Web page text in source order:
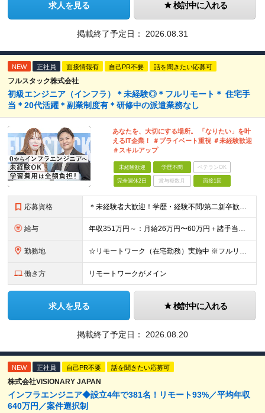
求人を見る 検討中に入れる
掲載終了予定日： 2026.08.31
NEW 正社員 面接情報有 自己PR不要 話を聞きたい応募可
フルスタック株式会社
初級エンジニア（インフラ）＊未経験◎＊フルリモート＊ 住宅手
当＊20代活躍＊副業制度有＊研修中の派遣業務なし
あなたを、大切にする場所。 「なりたい」を叶
えるIT企業！ ＃プライベート重視 ＃未経験歓迎
＃スキルアップ
未経験歓迎 学歴不問 ベテランOK
完全週休2日 賞与複数月 面接1回
応募資格 ＊未経験者大歓迎！学歴・経験不問/第二新卒歓迎/充実研修/WEB面接可能＊ ▼未経験歓迎＆完全ポテンシャル採用！▼ 基礎のキソから学べる研修があるので経験は一切不問！ 面接では「あなたの想い」を教
給与 年収351万円～：月給26万円〜60万円＋諸手当＋インセンティブ（２種）＋賞与 ★Point 設立から9ヶ月で全社員2万円の昇給実績 ※成果はしっかりと還元いたします！ ★Point 100％年
勤務地 ☆リモートワーク（在宅勤務）実施中 ※フルリモート可 【グループ本社】東京都中央区八丁堀3-6-6 アド京橋ビル2F ∟宝町駅 5分/京橋駅 7分/八丁堀駅7分/JR東京駅10分 【プロジェクト先
働き方 リモートワークがメイン
求人を見る 検討中に入れる
掲載終了予定日： 2026.08.20
NEW 正社員 自己PR不要 話を聞きたい応募可
株式会社VISIONARY JAPAN
インフラエンジニア◆設立4年で381名！リモート93%／平均年収
640万円／案件選択制